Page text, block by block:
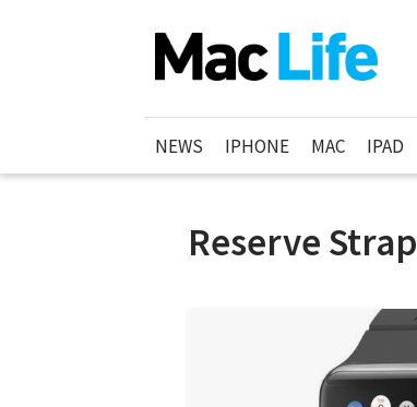
NEWS IPHONE MAC IPAD
Reserve Strap